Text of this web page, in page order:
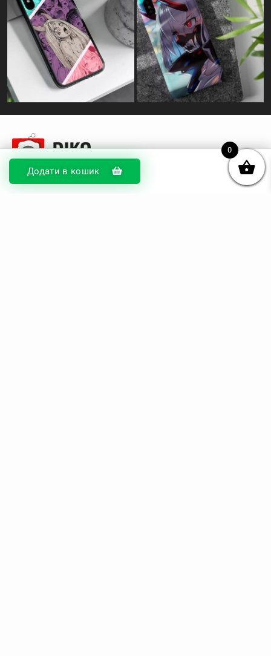
Додати в кошик
0